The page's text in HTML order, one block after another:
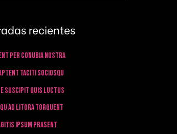
recientes
per conubia nostra
taciti sociosqu
suscipit quis luctus
ad litora torquent
ipsum prasent